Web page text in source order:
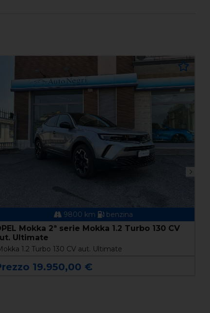
9800 km benzina
Mokka 2ª serie Mokka 1.2 Turbo 130 CV
Ultimate
1.2 Turbo 130 CV aut. Ultimate
19.950,00 €